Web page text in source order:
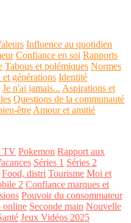
Influence au quotidien
Confiance en soi Rapports
Tabous et polémiques Normes
générations Identité
Je n'ai jamais... Aspirations et
Questions de la communauté
être Amour et amitié
TV Pokemon Rapport aux
Séries 1 Séries 2
Food, distri Tourisme Moi et
2 Confiance marques et
Pouvoir du consommateur
online Seconde main Nouvelle
Jeux Vidéos 2025